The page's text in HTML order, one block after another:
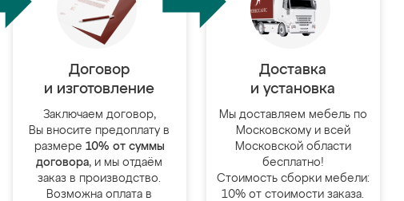
Договор
и изготовление
Заключаем договор,
Вы вносите предоплату в
размере 10% от суммы
договора, и мы отдаём
заказ в производство.
Возможна оплата в
Доставка
и установка
Мы доставляем мебель по
Московскому и всей
Московской области
бесплатно!
Стоимость сборки мебели:
10% от стоимости заказа.